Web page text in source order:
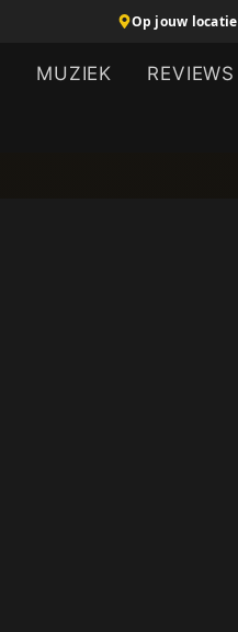
Op jouw locatie
MUZIEK REVIEWS